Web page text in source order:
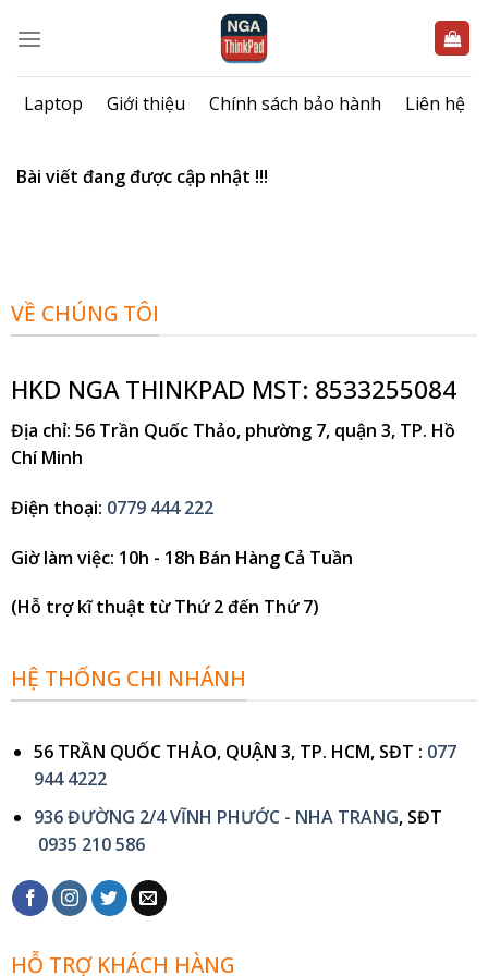
qua
dungLaptop Giới thiệu Chính sách bảo hành Liên hệ
Bài viết đang được cập nhật !!!
VỀ CHÚNG TÔI
HKD NGA THINKPAD MST: 8533255084
Địa chỉ: 56 Trần Quốc Thảo, phường 7, quận 3, TP. Hồ
Chí Minh
Điện thoại: 0779 444 222
Giờ làm việc: 10h - 18h Bán Hàng Cả Tuần
(Hỗ trợ kĩ thuật từ Thứ 2 đến Thứ 7)
HỆ THỐNG CHI NHÁNH
56 TRẦN QUỐC THẢO, QUẬN 3, TP. HCM, SĐT : 077
944 4222
936 ĐƯỜNG 2/4 VĨNH PHƯỚC - NHA TRANG, SĐT
0935 210 586
HỖ TRỢ KHÁCH HÀNG